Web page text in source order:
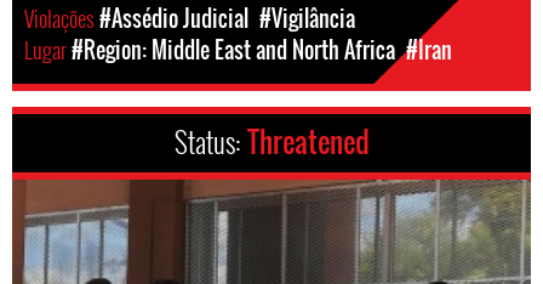
Violações#Assédio Judicial #Vigilância
Lugar#Region: Middle East and North Africa #Iran
Status:Threatened